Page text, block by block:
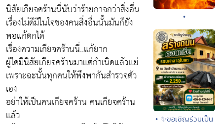
นิสัยเกียจคร้านนี่นับว่าร้ายกาจกว่าสิ่งอื่น
เรื่องไม่ดีมีในใจของคนสิ่งอื่นนั้นมันก็ยัง
พอแก้ตกได้
เรื่องความเกียจคร้านนี่..แก้ยาก
ผู้ใดมีนิสัยเกียจคร้านมาแต่กำเนิดแล้วแย่
เพราะฉะนั้นทุกคนให้พึงพากันสำรวจตัว
เอง
อย่าให้เป็นคนเกียจคร้าน คนเกียจคร้าน
แล้ว
•
• ✨ขอเชิญร่วมเป็น